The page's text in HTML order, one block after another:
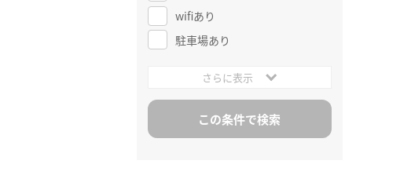
wifiあり
駐車場あり
さらに表示